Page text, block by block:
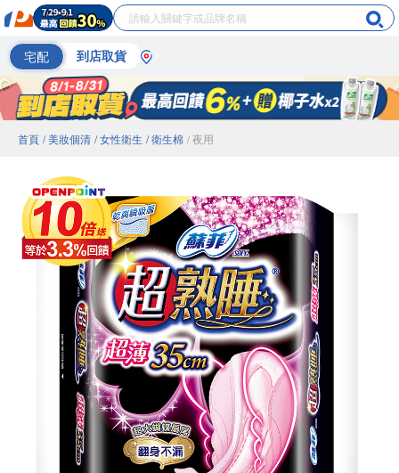
宅配 到店取貨
首頁 / 美妝個清 / 女性衛生 / 衛生棉 / 夜用